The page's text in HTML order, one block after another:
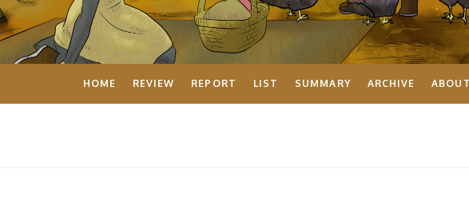
HOME REVIEW REPORT LIST SUMMARY ARCHIVE